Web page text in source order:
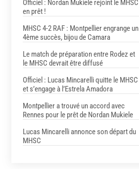
Officiel : Nordan Mukiele rejoint le MHSC
en prêt !
MHSC 4-2 RAF : Montpellier engrange un
4ème succès, bijou de Camara
Le match de préparation entre Rodez et
le MHSC devrait être diffusé
Officiel : Lucas Mincarelli quitte le MHSC
et s’engage à l’Estrela Amadora
Montpellier a trouvé un accord avec
Rennes pour le prêt de Nordan Mukiele
Lucas Mincarelli annonce son départ du
MHSC